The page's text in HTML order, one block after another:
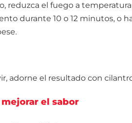
reduzca el fuego a
durante 10 o 12 minutos, o
adorne el resultado con
el sabor